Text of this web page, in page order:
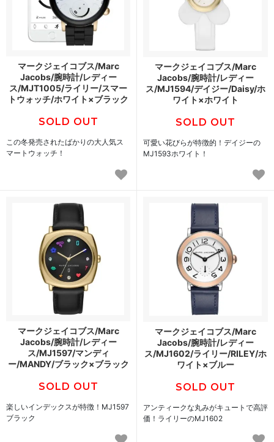
マークジェイコブス/Marc
Jacobs/腕時計/レディー
ス/MJT1005/ライリー/スマー
トウォッチ/ホワイト×ブラック
SOLD OUT
この冬発売されたばかりの大人気ス
マートウォッチ！
マークジェイコブス/Marc
Jacobs/腕時計/レディー
ス/MJ1594/デイジー/Daisy/ホ
ワイト×ホワイト
SOLD OUT
可愛い花びらが特徴的！デイジーの
MJ1593ホワイト！
マークジェイコブス/Marc
Jacobs/腕時計/レディー
ス/MJ1597/マンディ
ー/MANDY/ブラック×ブラック
SOLD OUT
楽しいインデックスが特徴！MJ1597
ブラック
マークジェイコブス/Marc
Jacobs/腕時計/レディー
ス/MJ1602/ライリー/RILEY/ホ
ワイト×ブルー
SOLD OUT
アンティークな丸みがキュートで高評
価！ライリーのMJ1602